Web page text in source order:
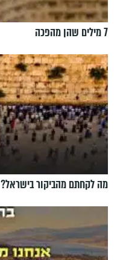
7 מילים שהן מהפכה
מה לקחתם מהביקור בישראל?